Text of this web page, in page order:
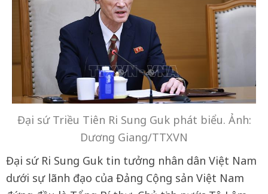
Đại sứ Triều Tiên Ri Sung Guk phát biểu. Ảnh:
Dương Giang/TTXVN
Đại sứ Ri Sung Guk tin tưởng nhân dân Việt Nam
dưới sự lãnh đạo của Đảng Cộng sản Việt Nam